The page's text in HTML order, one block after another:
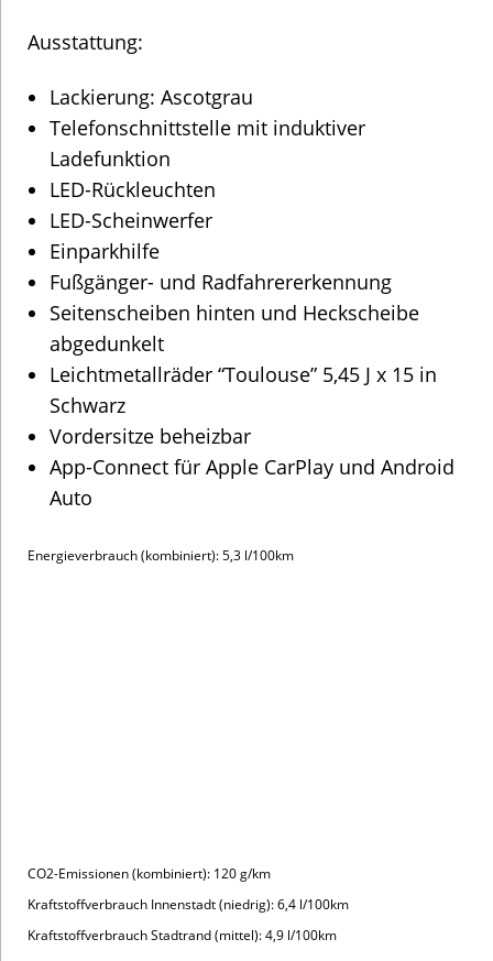
Ausstattung:
Lackierung: Ascotgrau
Telefonschnittstelle mit induktiver
Ladefunktion
LED-Rückleuchten
LED-Scheinwerfer
Einparkhilfe
Fußgänger- und Radfahrererkennung
Seitenscheiben hinten und Heckscheibe
abgedunkelt
Leichtmetallräder “Toulouse” 5,45 J x 15 in
Schwarz
Vordersitze beheizbar
App-Connect für Apple CarPlay und Android
Auto
Energieverbrauch (kombiniert): 5,3 l/100km
ohne Gebrauchtwagenabrechnung.